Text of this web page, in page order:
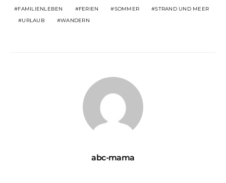
FAMILIENLEBEN FERIEN SOMMER
STRAND UND MEER
URLAUB
WANDERN
abc-mama